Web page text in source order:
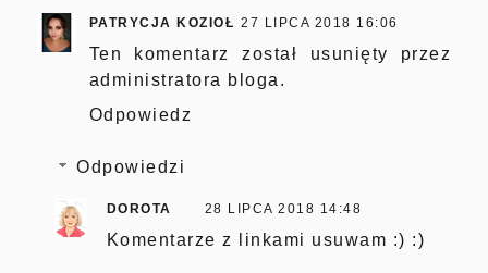
PATRYCJA KOZIOŁ 27 LIPCA 2018 16:06
Ten komentarz został usunięty przez
administratora bloga.
Odpowiedz
Odpowiedzi
DOROTA 28 LIPCA 2018 14:48
Komentarze z linkami usuwam :) :)